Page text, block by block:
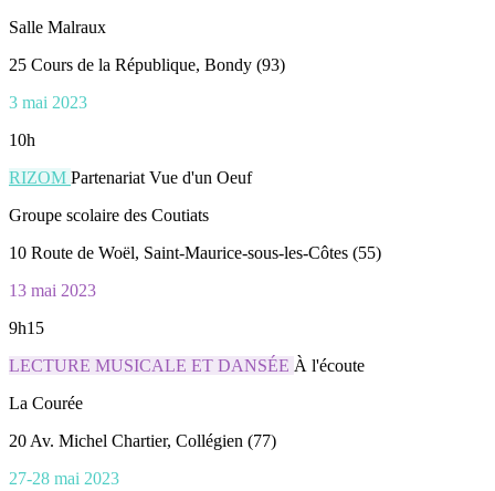
Salle Malraux
25 Cours de la République, Bondy (93)
3 mai 2023
10h
RIZOM Partenariat Vue d'un Oeuf
Groupe scolaire des Coutiats
10 Route de Woël, Saint-Maurice-sous-les-Côtes (55)
13 mai 2023
9h15
LECTURE MUSICALE ET DANSÉE À l'écoute
La Courée
20 Av. Michel Chartier, Collégien (77)
27-28 mai 2023